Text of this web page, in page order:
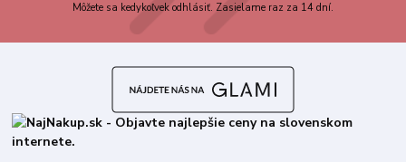
Môžete sa kedykoľvek odhlásiť. Zasielame raz za 14 dní.